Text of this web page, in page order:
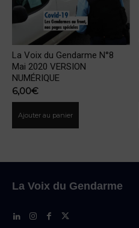
La Voix du Gendarme N°8
Mai 2020 VERSION
NUMÉRIQUE
6,00€
Ajouter au panier
La Voix du Gendarme